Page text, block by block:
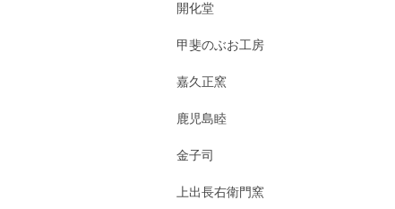
開化堂
甲斐のぶお工房
嘉久正窯
鹿児島睦
金子司
上出長右衛門窯